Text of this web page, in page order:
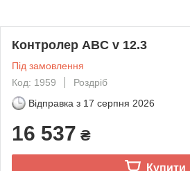
Контролер ABC v 12.3
Під замовлення
Код: 1959
Роздріб
Відправка з 17 серпня 2026
16 537 ₴
Купити